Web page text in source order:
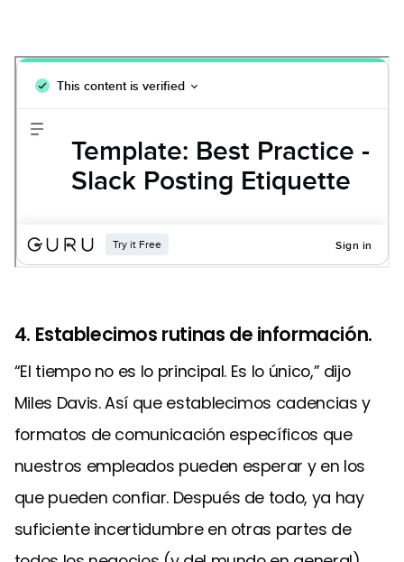
4. Establecimos rutinas de información.
“El tiempo no es lo principal. Es lo único,” dijo
Miles Davis. Así que establecimos cadencias y
formatos de comunicación específicos que
nuestros empleados pueden esperar y en los
que pueden confiar. Después de todo, ya hay
suficiente incertidumbre en otras partes de